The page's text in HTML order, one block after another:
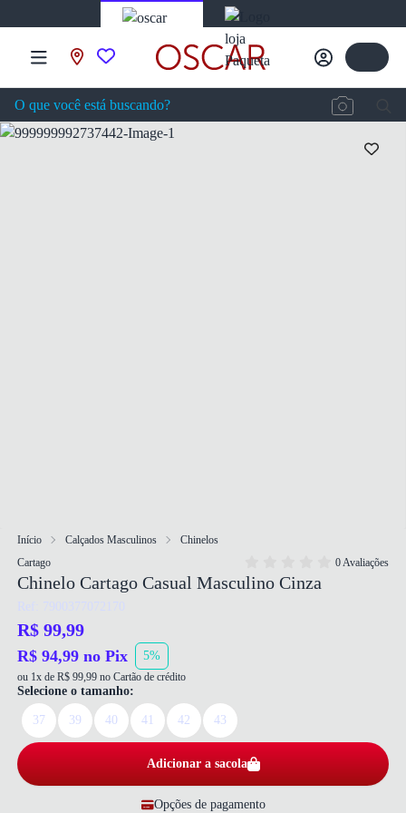
Início Calçados Masculinos
Chinelos
Cartago
0 Avaliações
Chinelo Cartago Casual Masculino Cinza
Ref: 7900377072170
R$ 99,99
R$ 94,99 no Pix 5%
ou 1x de R$ 99,99 no Cartão de crédito
Selecione o tamanho:
37 39 40 41 42 43
Adicionar a sacola
Opções de pagamento